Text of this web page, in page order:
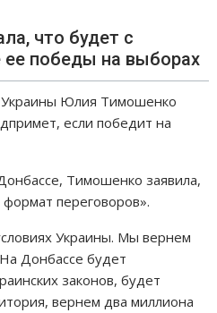
что будет с
победы на выборах
Юлия Тимошенко
если победит на
Тимошенко заявила,
переговоров».
Украины. Мы вернем
Донбассе будет
законов, будет
вернем два миллиона